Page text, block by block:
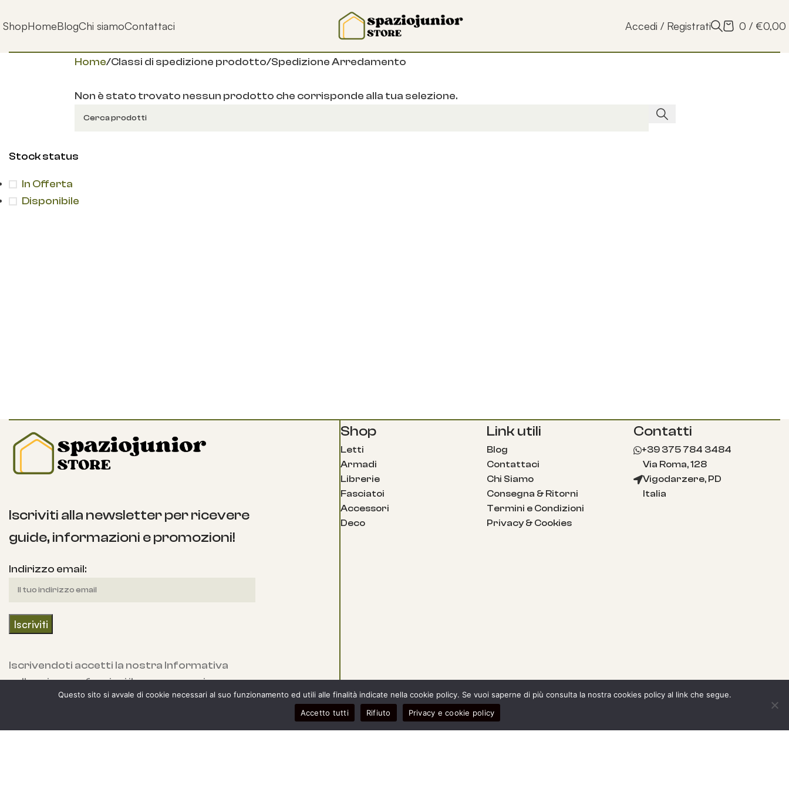
ShopHomeBlogChi siamoContattaci Accedi / Registrati 0 / €0,00
Home Classi di spedizione prodotto Spedizione Arredamento
Non è stato trovato nessun prodotto che corrisponde alla tua selezione.
Stock status
In Offerta
Disponibile
Iscriviti alla newsletter per ricevere
guide, informazioni e promozioni!
Indirizzo email:
Iscrivendoti accetti la nostra Informativa
sulla privacy e fornisci il consenso a ricevere
aggiornamenti dalla nostra azienda.
Shop
Letti
Armadi
Librerie
Fasciatoi
Accessori
Deco
Link utili
Blog
Contattaci
Chi Siamo
Consegna & Ritorni
Termini e Condizioni
Privacy & Cookies
Contatti
+39 375 784 3484
Via Roma, 128
Vigodarzere, PD
Italia
Questo sito si avvale di cookie necessari al suo funzionamento ed utili alle finalità indicate nella cookie policy. Se vuoi saperne di più consulta la nostra cookies policy al link che segue.
Accetto tutti
Rifiuto Privacy e cookie policy